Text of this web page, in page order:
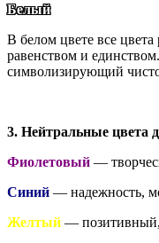
Белый
В белом цвете все
равенством и
символизирующий
3. Нейтральные цвета
Фиолетовый —
Синий — надежность,
Желтый —